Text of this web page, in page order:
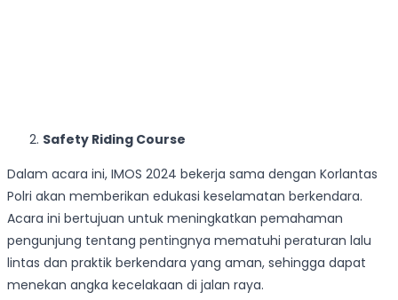
Safety Riding Course
Dalam acara ini, IMOS 2024 bekerja sama dengan Korlantas
Polri akan memberikan edukasi keselamatan berkendara.
Acara ini bertujuan untuk meningkatkan pemahaman
pengunjung tentang pentingnya mematuhi peraturan lalu
lintas dan praktik berkendara yang aman, sehingga dapat
menekan angka kecelakaan di jalan raya.